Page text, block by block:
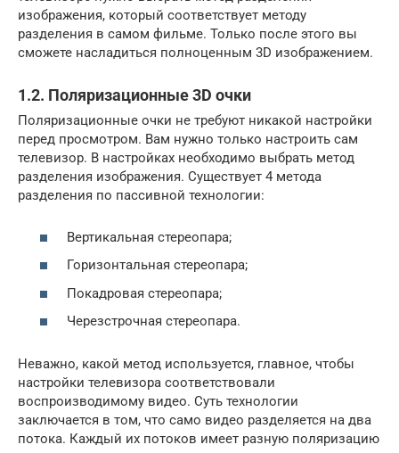
изображения, который соответствует методу
разделения в самом фильме. Только после этого вы
сможете насладиться полноценным 3D изображением.
1.2. Поляризационные 3D очки
Поляризационные очки не требуют никакой настройки
перед просмотром. Вам нужно только настроить сам
телевизор. В настройках необходимо выбрать метод
разделения изображения. Существует 4 метода
разделения по пассивной технологии:
Вертикальная стереопара;
Горизонтальная стереопара;
Покадровая стереопара;
Черезстрочная стереопара.
Неважно, какой метод используется, главное, чтобы
настройки телевизора соответствовали
воспроизводимому видео. Суть технологии
заключается в том, что само видео разделяется на два
потока. Каждый их потоков имеет разную поляризацию